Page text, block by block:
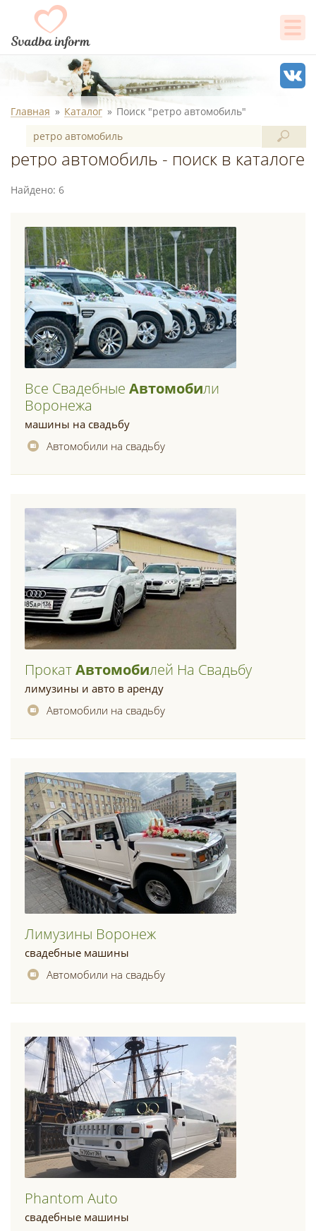
Главная Каталог Поиск "ретро автомобиль"
ретро автомобиль - поиск в каталоге
Найдено: 6
Все Свадебные АвтомобиЛи
Воронежа
машины на свадьбу
Автомобили на свадьбу
ПрокатАвтомобиЛей На Свадьбу
лимузины и авто в аренду
Автомобили на свадьбу
Лимузины Воронеж
свадебные машины
Автомобили на свадьбу
Phantom Auto
свадебные машины